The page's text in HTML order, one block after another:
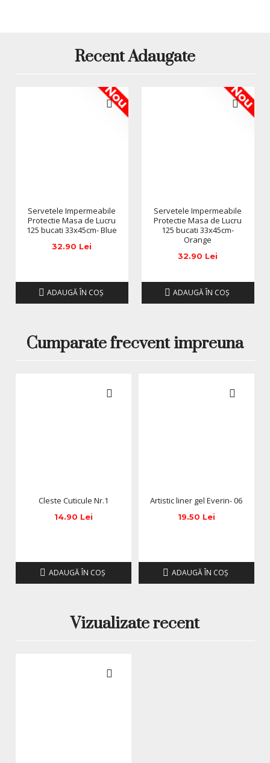
Recent Adaugate
Nou
Servetele Impermeabile
Protectie Masa de Lucru
125 bucati 33x45cm- Blue
32.90 Lei
ADAUGĂ ÎN COŞ
Nou
Servetele Impermeabile
Protectie Masa de Lucru
125 bucati 33x45cm-
Orange
32.90 Lei
ADAUGĂ ÎN COŞ
Cumparate frecvent impreuna
Cleste Cuticule Nr.1
14.90 Lei
ADAUGĂ ÎN COŞ
Artistic liner gel Everin- 06
19.50 Lei
ADAUGĂ ÎN COŞ
Vizualizate recent